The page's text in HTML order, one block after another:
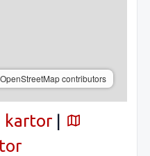
contributors
kartor |